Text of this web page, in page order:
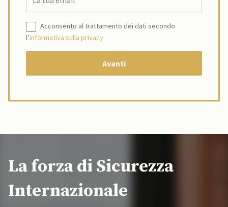
Acconsento al trattamento dei dati secondo
l’informativa sulla privacy
La forza di Sicurezza
Internazionale